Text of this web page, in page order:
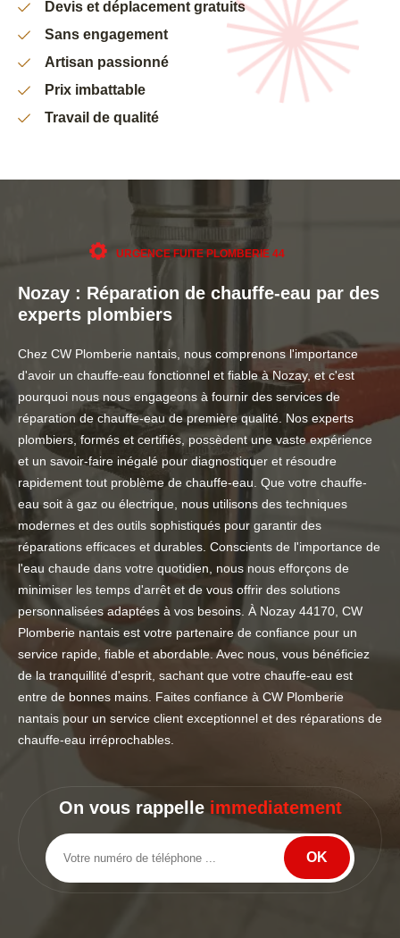
Devis et déplacement gratuits
Sans engagement
Artisan passionné
Prix imbattable
Travail de qualité
URGENCE FUITE PLOMBERIE 44
Nozay : Réparation de chauffe-eau par des
experts plombiers
Chez CW Plomberie nantais, nous comprenons l'importance
d'avoir un chauffe-eau fonctionnel et fiable à Nozay, et c'est
pourquoi nous nous engageons à fournir des services de
réparation de chauffe-eau de première qualité. Nos experts
plombiers, formés et certifiés, possèdent une vaste expérience
et un savoir-faire inégalé pour diagnostiquer et résoudre
rapidement tout problème de chauffe-eau. Que votre chauffe-
eau soit à gaz ou électrique, nous utilisons des techniques
modernes et des outils sophistiqués pour garantir des
réparations efficaces et durables. Conscients de l'importance de
l'eau chaude dans votre quotidien, nous nous efforçons de
minimiser les temps d'arrêt et de vous offrir des solutions
personnalisées adaptées à vos besoins. À Nozay 44170, CW
Plomberie nantais est votre partenaire de confiance pour un
service rapide, fiable et abordable. Avec nous, vous bénéficiez
de la tranquillité d'esprit, sachant que votre chauffe-eau est
entre de bonnes mains. Faites confiance à CW Plomberie
nantais pour un service client exceptionnel et des réparations de
chauffe-eau irréprochables.
On vous rappelle immediatement